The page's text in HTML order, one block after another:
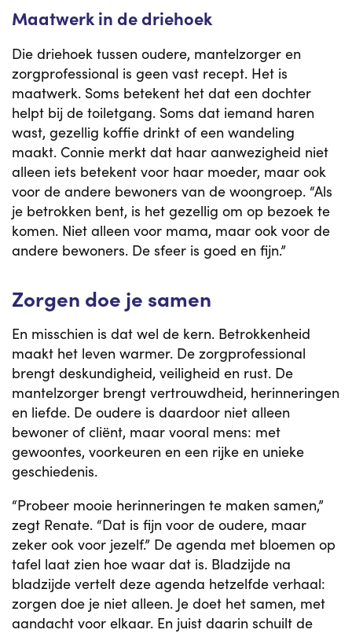
Maatwerk in de driehoek
Die driehoek tussen oudere, mantelzorger en
zorgprofessional is geen vast recept. Het is
maatwerk. Soms betekent het dat een dochter
helpt bij de toiletgang. Soms dat iemand haren
wast, gezellig koffie drinkt of een wandeling
maakt. Connie merkt dat haar aanwezigheid niet
alleen iets betekent voor haar moeder, maar ook
voor de andere bewoners van de woongroep. “Als
je betrokken bent, is het gezellig om op bezoek te
komen. Niet alleen voor mama, maar ook voor de
andere bewoners. De sfeer is goed en fijn.”
Zorgen doe je samen
En misschien is dat wel de kern. Betrokkenheid
maakt het leven warmer. De zorgprofessional
brengt deskundigheid, veiligheid en rust. De
mantelzorger brengt vertrouwdheid, herinneringen
en liefde. De oudere is daardoor niet alleen
bewoner of cliënt, maar vooral mens: met
gewoontes, voorkeuren en een rijke en unieke
geschiedenis.
“Probeer mooie herinneringen te maken samen,”
zegt Renate. “Dat is fijn voor de oudere, maar
zeker ook voor jezelf.” De agenda met bloemen op
tafel laat zien hoe waar dat is. Bladzijde na
bladzijde vertelt deze agenda hetzelfde verhaal:
zorgen doe je niet alleen. Je doet het samen, met
aandacht voor elkaar. En juist daarin schuilt de